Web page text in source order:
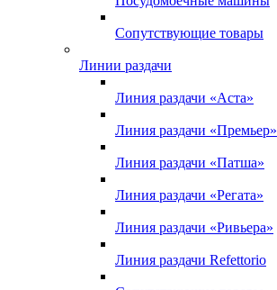
Сопутствующие товары
Линии раздачи
Линия раздачи «Аста»
Линия раздачи «Премьер»
Линия раздачи «Патша»
Линия раздачи «Регата»
Линия раздачи «Ривьера»
Линия раздачи Refettorio